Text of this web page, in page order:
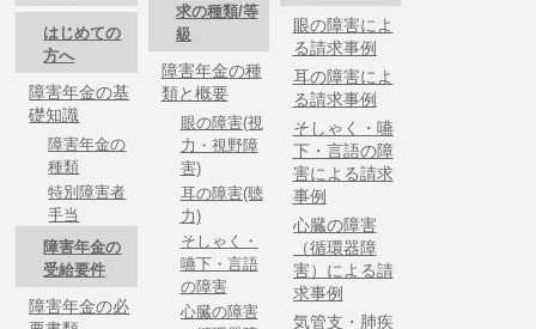
はじめての
方へ
障害年金の基
礎知識
障害年金の
種類
特別障害者
手当
障害年金の
受給要件
障害年金の必
求の種類/等
級
障害年金の種
類と概要
眼の障害(視
力・視野障
害)
耳の障害(聴
力)
そしゃく・
嚥下・言語
の障害
心臓の障害
眼の障害によ
る請求事例
耳の障害によ
る請求事例
そしゃく・嚥
下・言語の障
害による請求
事例
心臓の障害
（循環器障
害）による請
求事例
気管支・肺疾